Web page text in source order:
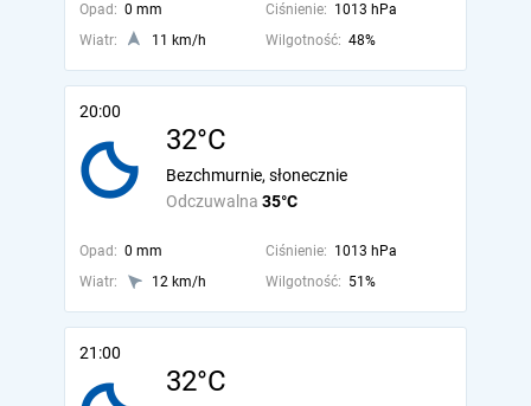
Opad: 0 mm Ciśnienie: 1013 hPa
Wiatr:
11 km/h Wilgotność: 48%
20:00
32°C
Odczuwalna 35°C
Bezchmurnie, słonecznie
Opad: 0 mm Ciśnienie: 1013 hPa
Wiatr:
12 km/h Wilgotność: 51%
21:00
32°C